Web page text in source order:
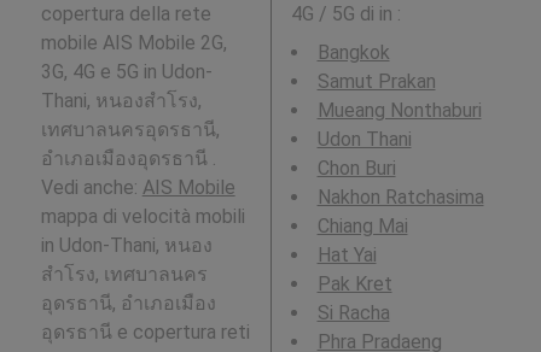
copertura della rete
mobile AIS Mobile 2G,
3G, 4G e 5G in Udon-
Thani, หนองสำโรง,
เทศบาลนครอุดรธานี,
อำเภอเมืองอุดรธานี .
Vedi anche: AIS Mobile
mappa di velocità mobili
in Udon-Thani, หนอง
สำโรง, เทศบาลนคร
อุดรธานี, อำเภอเมือง
อุดรธานี e copertura reti
4G / 5G di in :
Bangkok
Samut Prakan
Mueang Nonthaburi
Udon Thani
Chon Buri
Nakhon Ratchasima
Chiang Mai
Hat Yai
Pak Kret
Si Racha
Phra Pradaeng